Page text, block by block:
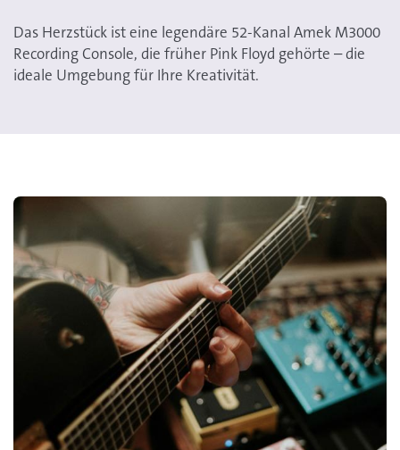
Das Herzstück ist eine legendäre 52-Kanal Amek M3000
Recording Console, die früher Pink Floyd gehörte – die
ideale Umgebung für Ihre Kreativität.